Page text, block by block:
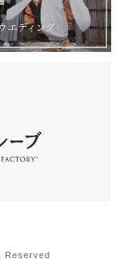
Reserved